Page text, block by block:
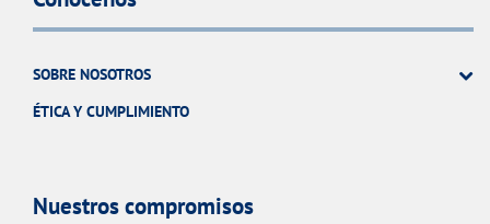
SOBRE NOSOTROS
ÉTICA Y CUMPLIMIENTO
Nuestros compromisos